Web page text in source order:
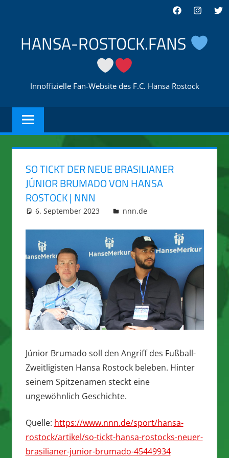
springen
Facebook
HANSA-ROSTOCK.FANS
Innoffizielle Fan-Website des F.C. Hansa Rostock
SO TICKT DER NEUE BRASILIANER
JÚNIOR BRUMADO VON HANSA
ROSTOCK | NNN
6. September 2023 integromat
nnn.de
Júnior Brumado soll den Angriff des Fußball-
Zweitligisten Hansa Rostock beleben. Hinter
seinem Spitzenamen steckt eine
ungewöhnlich Geschichte.
Quelle: https://www.nnn.de/sport/hansa-
rostock/artikel/so-tickt-hansa-rostocks-neuer-
brasilianer-junior-brumado-45449934